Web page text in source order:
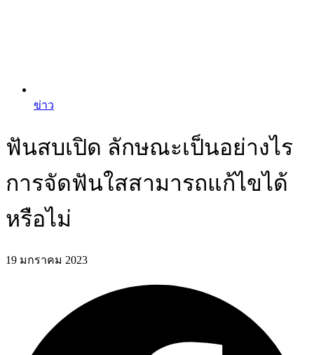
ข่าว
ฟันสบเปิด ลักษณะเป็นอย่างไร
การจัดฟันใสสามารถแก้ไขได้
หรือไม่
19 มกราคม 2023